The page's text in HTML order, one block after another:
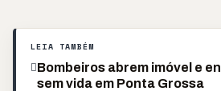
LEIA TAMBÉM
Bombeiros abrem imóvel e
sem vida em Ponta Grossa